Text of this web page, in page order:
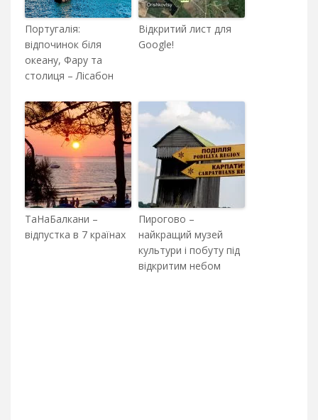
Португалія:
відпочинок біля
океану, Фару та
столиця – Лісабон
Відкритий лист для
Google!
ТаНаБалкани –
відпустка в 7 країнах
Пирогово –
найкращий музей
культури і побуту під
відкритим небом